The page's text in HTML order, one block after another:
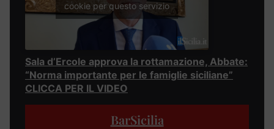
cookie per questo servizio
Sala d’Ercole approva la rottamazione, Abbate:
“Norma importante per le famiglie siciliane”
CLICCA PER IL VIDEO
BarSicilia